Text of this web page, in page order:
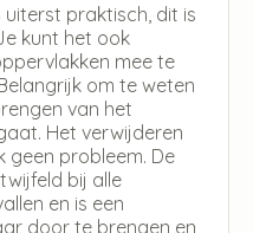
uiterst praktisch, dit is
kunt het ook
mee te
om te weten
van het
Het verwijderen
probleem. De
bij alle
en is een
door te brengen en